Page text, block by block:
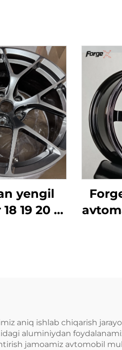
yengil
19 20 21
aniq ishlab chiqarish
aluminiydan
jamoamiz avtomobil